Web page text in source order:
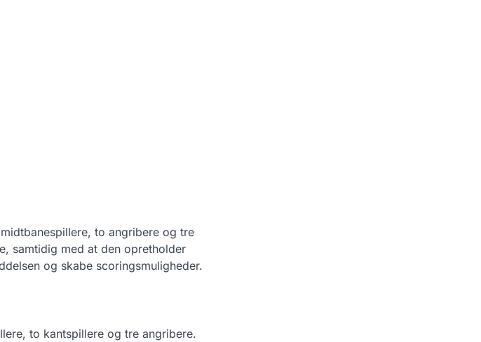
to angribere og tre
samtidig med at den opretholder
og skabe scoringsmuligheder.
to kantspillere og tre angribere.